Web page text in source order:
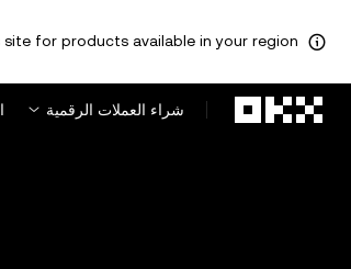
for products available in your region.
شراء العملات الرقمية